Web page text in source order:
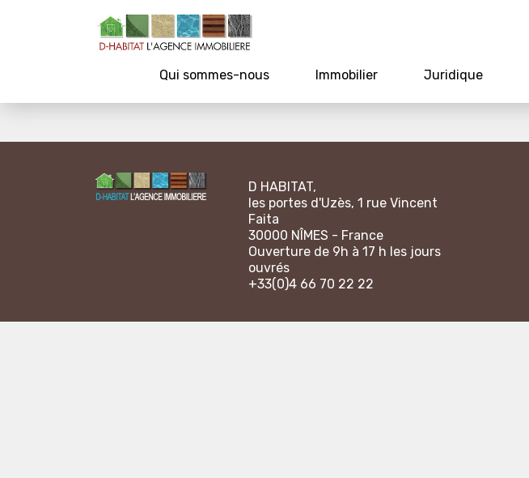
Qui sommes-nous Immobilier Juridique
D HABITAT,
les portes d'Uzès, 1 rue Vincent
Faita
30000 NÎMES - France
Ouverture de 9h à 17 h les jours
ouvrés
+33(0)4 66 70 22 22